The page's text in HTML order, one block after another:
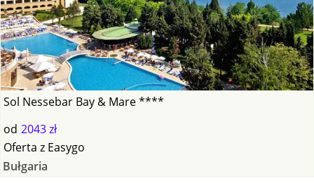
Sol Nessebar Bay & Mare ****
od 2043 zł
Oferta z Easygo
Bułgaria